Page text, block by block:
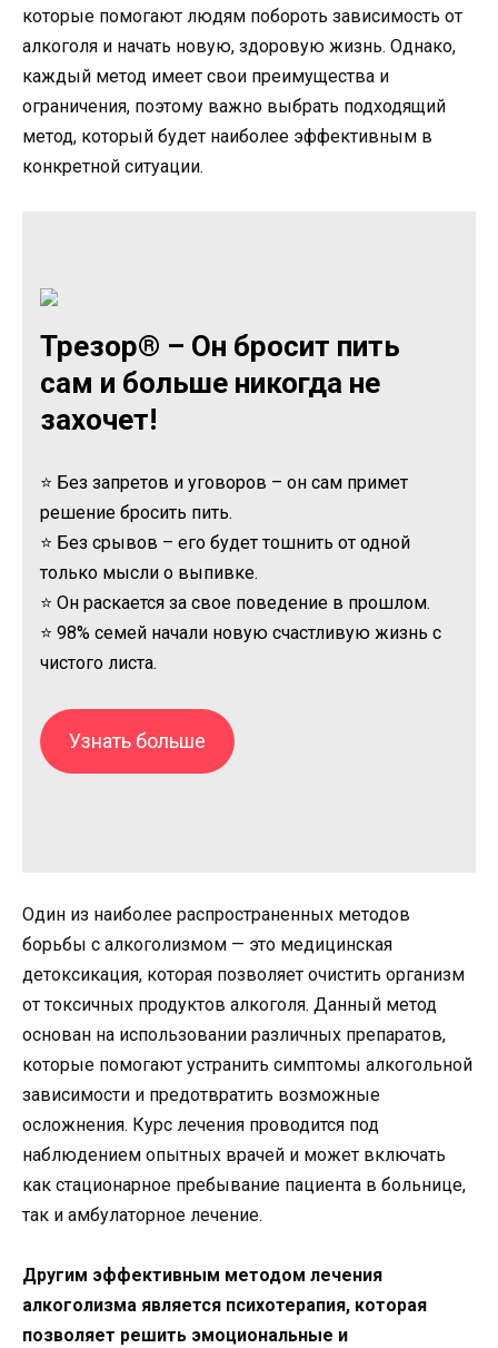
которые помогают людям побороть зависимость от
алкоголя и начать новую, здоровую жизнь. Однако,
каждый метод имеет свои преимущества и
ограничения, поэтому важно выбрать подходящий
метод, который будет наиболее эффективным в
конкретной ситуации.
Трезор® – Он бросит пить
сам и больше никогда не
захочет!
⭐ Без запретов и уговоров – он сам примет
решение бросить пить.
⭐ Без срывов – его будет тошнить от одной
только мысли о выпивке.
⭐ Он раскается за свое поведение в прошлом.
⭐ 98% семей начали новую счастливую жизнь с
чистого листа.
Узнать больше
Один из наиболее распространенных методов
борьбы с алкоголизмом — это медицинская
детоксикация, которая позволяет очистить организм
от токсичных продуктов алкоголя. Данный метод
основан на использовании различных препаратов,
которые помогают устранить симптомы алкогольной
зависимости и предотвратить возможные
осложнения. Курс лечения проводится под
наблюдением опытных врачей и может включать
как стационарное пребывание пациента в больнице,
так и амбулаторное лечение.
Другим эффективным методом лечения
алкоголизма является психотерапия, которая
позволяет решить эмоциональные и